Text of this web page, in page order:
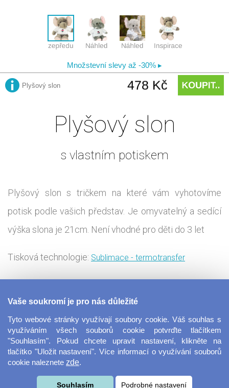
Plyšový slon
s vlastním potiskem
Plyšový slon s tričkem na které vám vyhotovíme
potisk podle vašich představ. Je omyvatelný a sedící
výška slona je 21cm. Není vhodné pro děti do 3 let
Tisková technologie: Sublimace - termotransfer
vlastním motivem, který můžeš vytvořit v našem
návrháři. Zda vybereš nějakou srandu, nebo raději
zamilovaný vzkaz, necháme na tobě. Milý dárek pro
Vaše soukromí je pro nás důležité
Tyto webové stránky využívají soubory cookie. Váš souhlas s
využíváním všech souborů cookie potvrďte tlačítkem
"Souhlasím". Pokud chcete upravit nastavení, klikněte na
tlačítko "Uložit nastavení". Více informací o využívání souborů
cookie naleznete zde.
Souhlasím Podrobné nastavení